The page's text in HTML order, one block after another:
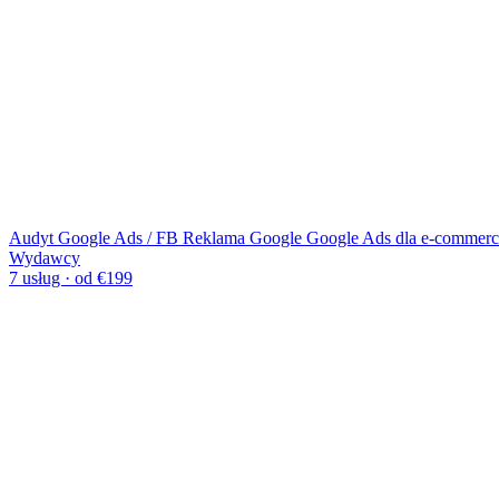
Audyt Google Ads / FB Reklama Google Google Ads dla e-
Wydawcy
7 usług · od €199